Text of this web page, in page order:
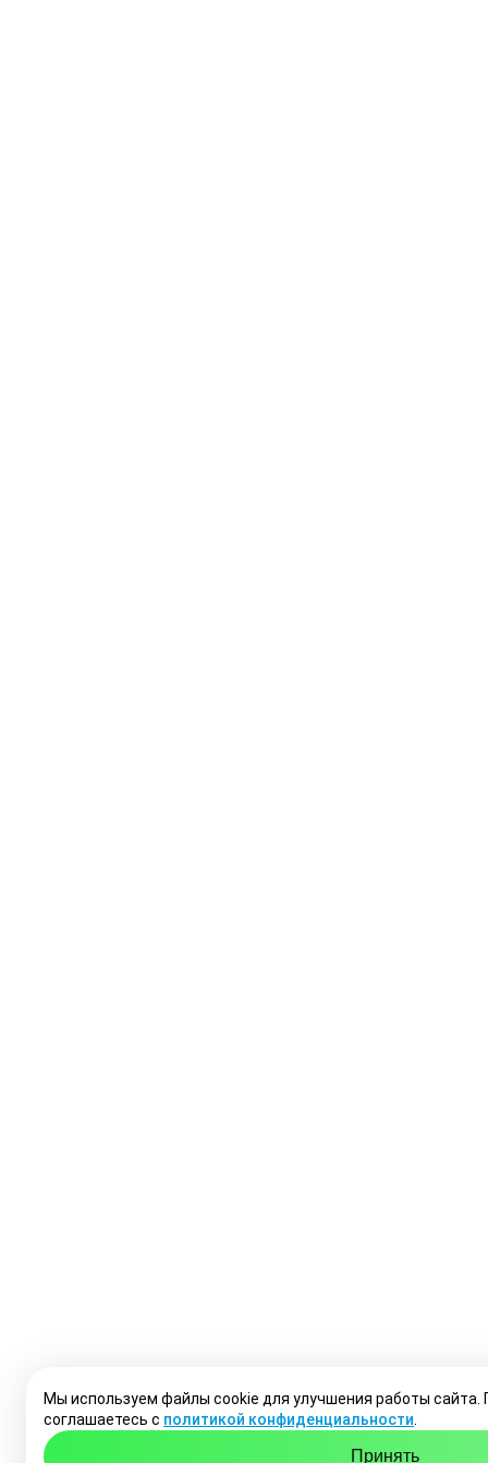
Мы используем файлы cookie для улучшения работы сайта.
соглашаетесь с политикой конфиденциальности
Принять